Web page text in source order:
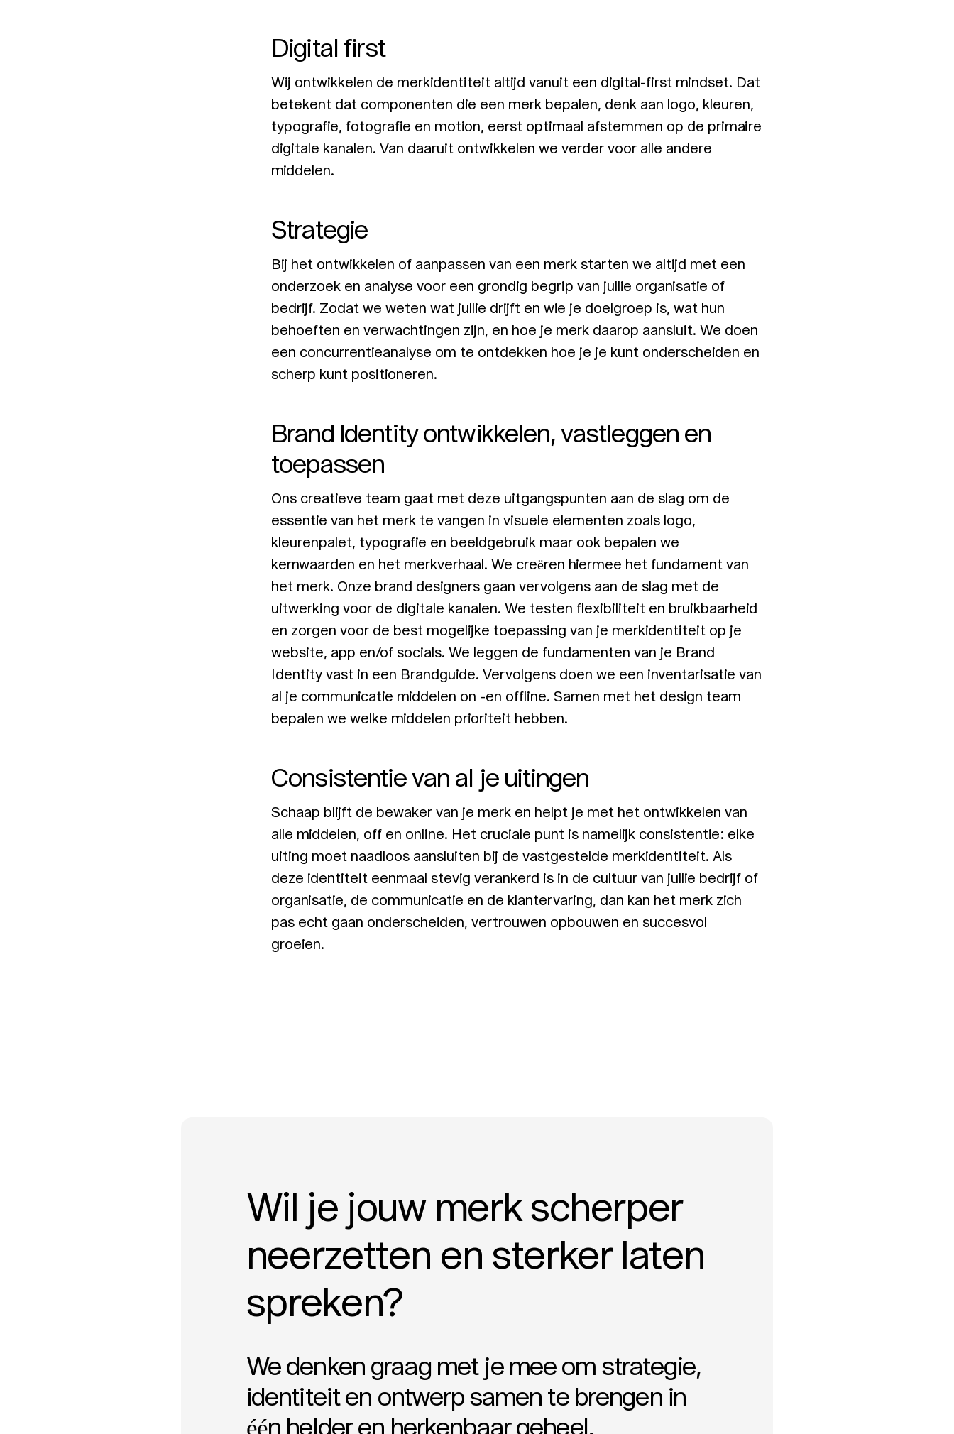
Digital first
Wij ontwikkelen de merkidentiteit altijd vanuit een digital-first mindset. Dat
betekent dat componenten die een merk bepalen, denk aan logo, kleuren,
typografie, fotografie en motion, eerst optimaal afstemmen op de primaire
digitale kanalen. Van daaruit ontwikkelen we verder voor alle andere
middelen.
Strategie
Bij het ontwikkelen of aanpassen van een merk starten we altijd met een
onderzoek en analyse voor een grondig begrip van jullie organisatie of
bedrijf. Zodat we weten wat jullie drijft en wie je doelgroep is, wat hun
behoeften en verwachtingen zijn, en hoe je merk daarop aansluit. We doen
een concurrentieanalyse om te ontdekken hoe je je kunt onderscheiden en
scherp kunt positioneren.
Brand Identity ontwikkelen, vastleggen en
toepassen
Ons creatieve team gaat met deze uitgangspunten aan de slag om de
essentie van het merk te vangen in visuele elementen zoals logo,
kleurenpalet, typografie en beeldgebruik maar ook bepalen we
kernwaarden en het merkverhaal. We creëren hiermee het fundament van
het merk. Onze brand designers gaan vervolgens aan de slag met de
uitwerking voor de digitale kanalen. We testen flexibiliteit en bruikbaarheid
en zorgen voor de best mogelijke toepassing van je merkidentiteit op je
website, app en/of socials. We leggen de fundamenten van je Brand
Identity vast in een Brandguide. Vervolgens doen we een inventarisatie van
al je communicatie middelen on -en offline. Samen met het design team
bepalen we welke middelen prioriteit hebben.
Consistentie van al je uitingen
Schaap blijft de bewaker van je merk en helpt je met het ontwikkelen van
alle middelen, off en online. Het cruciale punt is namelijk consistentie: elke
uiting moet naadloos aansluiten bij de vastgestelde merkidentiteit. Als
deze identiteit eenmaal stevig verankerd is in de cultuur van jullie bedrijf of
organisatie, de communicatie en de klantervaring, dan kan het merk zich
pas echt gaan onderscheiden, vertrouwen opbouwen en succesvol
groeien.
Wil je jouw merk scherper
neerzetten en sterker laten
spreken?
We denken graag met je mee om strategie,
identiteit en ontwerp samen te brengen in
één helder en herkenbaar geheel.